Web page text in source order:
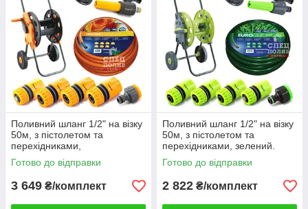
Поливний шланг 1/2" на візку
50м, з пістолетом та
перехідниками,
помаранчевий. Тиск до 12
бар (комплект поливу)
Готово до відправки
3 649 ₴/комплект
Поливний шланг 1/2" на візку
50м, з пістолетом та
перехідниками, зелений.
Тиск до 6 бар (комплект
поливу)
Готово до відправки
2 822 ₴/комплект